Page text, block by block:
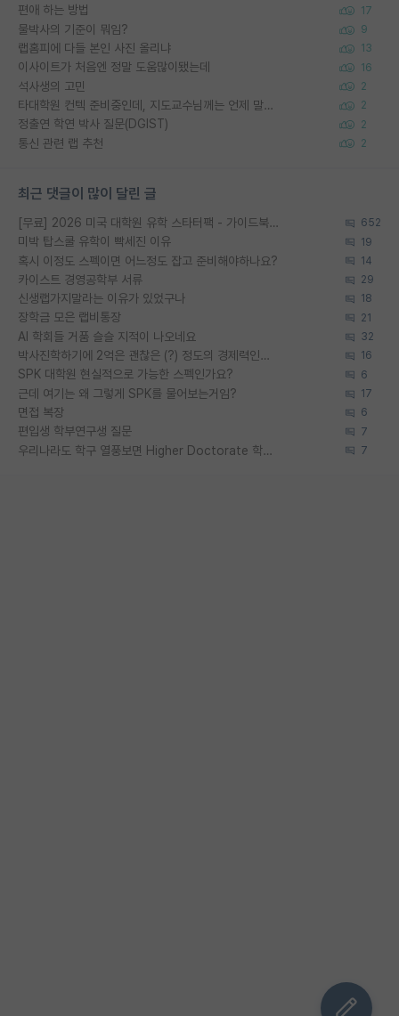
편애 하는 방법 17
물박사의 기준이 뭐임? 9
랩홈피에 다들 본인 사진 올리냐 13
이사이트가 처음엔 정말 도움많이됐는데 16
석사생의 고민 2
타대학원 컨텍 준비중인데, 지도교수님께는 언제 말씀드려야 할까요? 2
정출연 학연 박사 질문(DGIST) 2
통신 관련 랩 추천 2
최근 댓글이 많이 달린 글
[무료] 2026 미국 대학원 유학 스타터팩 - 가이드북 & 합격자 컨택메일 템플릿 652
미박 탑스쿨 유학이 빡세진 이유 19
혹시 이정도 스펙이면 어느정도 잡고 준비해야하나요? 14
카이스트 경영공학부 서류 29
신생랩가지말라는 이유가 있었구나 18
장학금 모은 랩비통장 21
AI 학회들 거품 슬슬 지적이 나오네요 32
박사진학하기에 2억은 괜찮은 (?) 정도의 경제력인가요 16
SPK 대학원 현실적으로 가능한 스펙인가요? 6
근데 여기는 왜 그렇게 SPK를 물어보는거임? 17
면접 복장 6
편입생 학부연구생 질문 7
우리나라도 학구 열풍보면 Higher Doctorate 학위가 필요하다고 봅니다. 7